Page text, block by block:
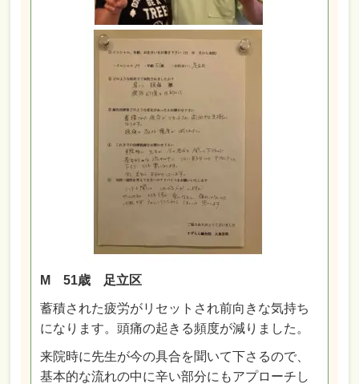
M 51歳 足立区
蓄積された疲労がリセットされ前向きな気持ち
になります。頭痛の起きる頻度が減りました。
来院時に先生が今の具合を聞いて下さるので、
基本的な流れの中に辛い部分にもアプローチし